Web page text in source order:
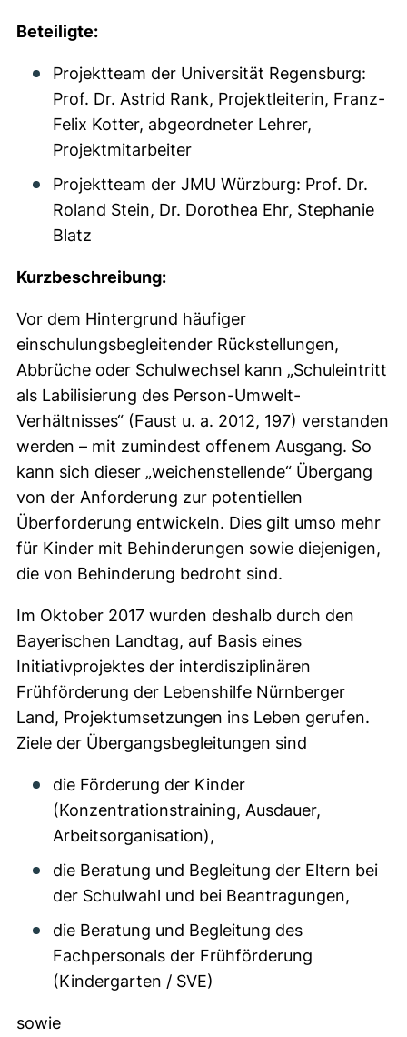
Beteiligte:
Projektteam der Universität Regensburg:
Prof. Dr. Astrid Rank, Projektleiterin, Franz-
Felix Kotter, abgeordneter Lehrer,
Projektmitarbeiter
Projektteam der JMU Würzburg: Prof. Dr.
Roland Stein, Dr. Dorothea Ehr, Stephanie
Blatz
Kurzbeschreibung:
Vor dem Hintergrund häufiger
einschulungsbegleitender Rückstellungen,
Abbrüche oder Schulwechsel kann „Schuleintritt
als Labilisierung des Person-Umwelt-
Verhältnisses“ (Faust u. a. 2012, 197) verstanden
werden – mit zumindest offenem Ausgang. So
kann sich dieser „weichenstellende“ Übergang
von der Anforderung zur potentiellen
Überforderung entwickeln. Dies gilt umso mehr
für Kinder mit Behinderungen sowie diejenigen,
die von Behinderung bedroht sind.
Im Oktober 2017 wurden deshalb durch den
Bayerischen Landtag, auf Basis eines
Initiativprojektes der interdisziplinären
Frühförderung der Lebenshilfe Nürnberger
Land, Projektumsetzungen ins Leben gerufen.
Ziele der Übergangsbegleitungen sind
die Förderung der Kinder
(Konzentrationstraining, Ausdauer,
Arbeitsorganisation),
die Beratung und Begleitung der Eltern bei
der Schulwahl und bei Beantragungen,
die Beratung und Begleitung des
Fachpersonals der Frühförderung
(Kindergarten / SVE)
sowie